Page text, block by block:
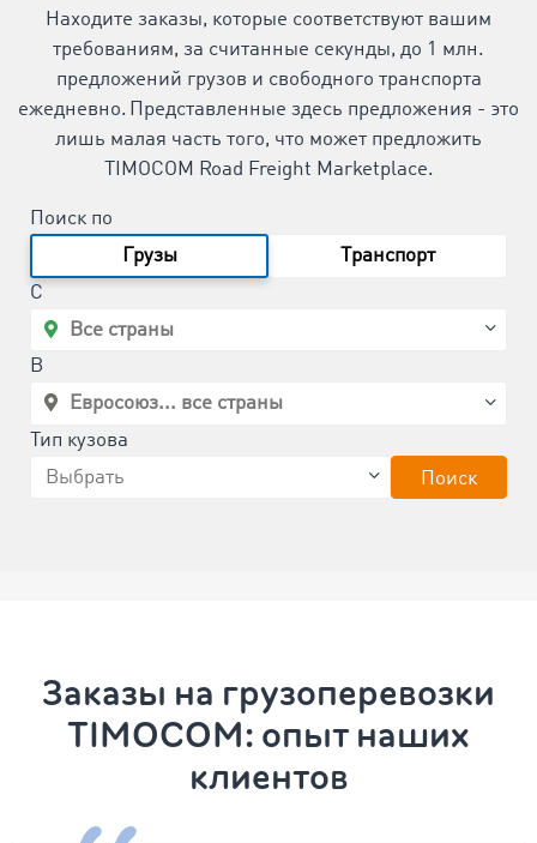
Находите заказы, которые соответствуют вашим
требованиям, за считанные секунды, до 1 млн.
предложений грузов и свободного транспорта
ежедневно. Представленные здесь предложения - это
лишь малая часть того, что может предложить
TIMOCOM Road Freight Marketplace.
Поиск по
Грузы
Tранспорт
C
B
Тип кузова
Поиск
Заказы на грузоперевозки
TIMOCOM: oпыт наших
клиентов